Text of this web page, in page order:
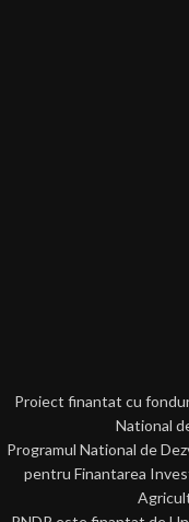
Proiect finantat cu
National
Programul National de
pentru Finantarea